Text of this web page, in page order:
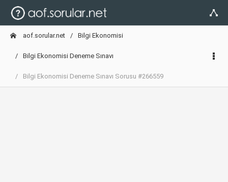
aof.sorular.net Bilgi Ekonomisi
Bilgi Ekonomisi Deneme Sınavı
Bilgi Ekonomisi Deneme Sınavı Sorusu #266559